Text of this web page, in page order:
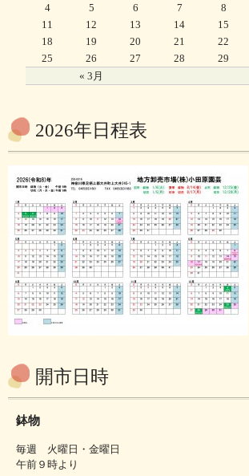
« 3月
4
5 6 7 8
11
12 13 14 15
18
19 20 21 22
25
26 27 28 29
2026年日程表
開市日時
鉢物
毎週 火曜日・金曜日
午前９時より